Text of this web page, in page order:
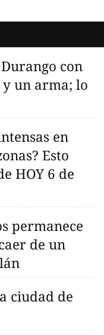
con
un arma; lo
en
Esto
HOY 6 de
permanece
de un
ciudad de